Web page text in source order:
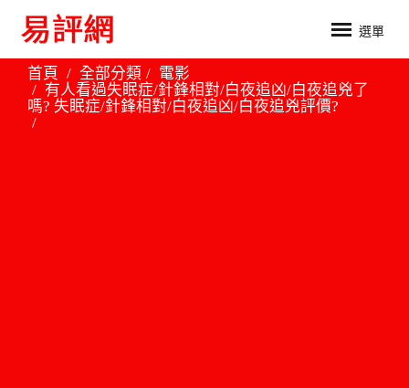
選單
首頁 全部分類
電影
有人看過失眠症/針鋒相對/白夜追凶/白夜追兇了
嗎? 失眠症/針鋒相對/白夜追凶/白夜追兇評價?